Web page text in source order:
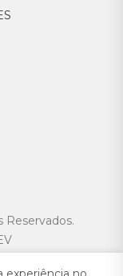
Reservados.